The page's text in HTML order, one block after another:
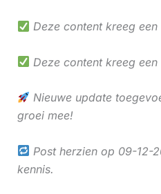
Deze content kreeg
Deze content kreeg
Nieuwe update
groei mee!
Post herzien op 09-12-
kennis.